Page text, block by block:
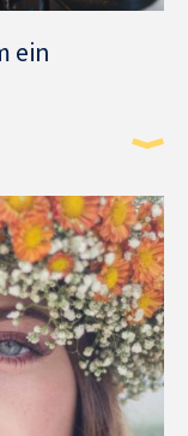
ein